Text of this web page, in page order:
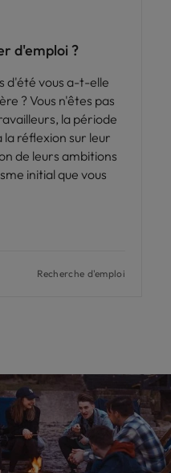
d'emploi ?
d'été vous a-t-elle
? Vous n'êtes pas
la période
réflexion sur leur
de leurs ambitions
initial que vous
Recherche d'emploi